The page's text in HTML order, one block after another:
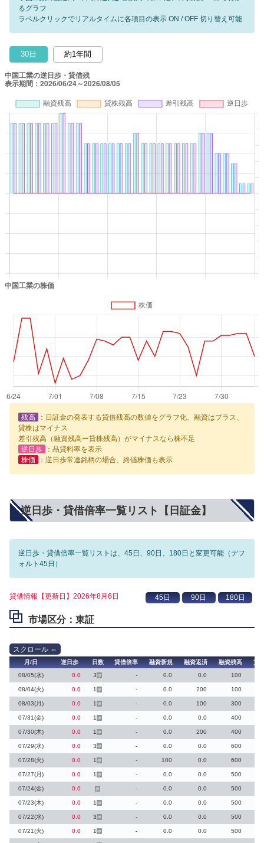
るグラフ
ラベルクリックでリアルタイムに各項目の表示 ON / OFF 切り替え可能
30日 約1年間
残高
：日証金の発表する貸借残高の数値をグラフ化、融資はプラス、
貸株はマイナス
差引残高（融資残高ー貸株残高）がマイナスなら株不足
逆日歩
：品貸料率を表示
株価
：逆日歩常連銘柄の場合、終値株価も表示
逆日歩・貸借倍率一覧リスト【日証金】
逆日歩・貸借倍率一覧リストは、45日、90日、180日と変更可能（デフ
ォルト45日）
貸借情報【更新日】2026年8月6日
市場区分：東証
月/日 逆日歩 日数 貸借倍率 融資新規 融資返済 融資残高
貸
08/05(水)
0.0 3 停 - 0.0 0.0 100
08/04(火) 0.0 1 停 - 0.0 200 100
08/03(月) 0.0 1 停 - 0.0 100 300
07/31(金) 0.0 1 停 - 0.0 0.0 400
07/30(木) 0.0 1 停 - 0.0 200 400
07/29(水) 0.0 3 停 - 0.0 0.0 600
07/28(火) 0.0 1 停 - 100 0.0 600
07/27(月) 0.0 1 停 - 0.0 0.0 500
07/24(金) 0.0 停 - 0.0 0.0 500
07/23(木) 0.0 1 停 - 0.0 0.0 500
07/22(水) 0.0 3 停 - 0.0 0.0 500
07/21(火) 0.0 1 停 - 0.0 0.0 500